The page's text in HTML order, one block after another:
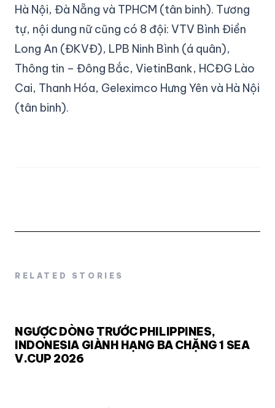
Hà Nội, Đà Nẵng và TPHCM (tân binh). Tương
tự, nội dung nữ cũng có 8 đội: VTV Bình Điền
Long An (ĐKVĐ), LPB Ninh Bình (á quân),
Thông tin – Đông Bắc, VietinBank, HCĐG Lào
Cai, Thanh Hóa, Geleximco Hưng Yên và Hà Nội
(tân binh).
RELATED STORIES
NGƯỢC DÒNG TRƯỚC PHILIPPINES,
INDONESIA GIÀNH HẠNG BA CHẶNG 1 SEA
V.CUP 2026